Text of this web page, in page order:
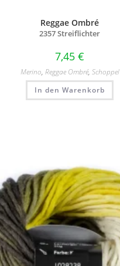
Reggae Ombré
2357 Streiflichter
7,45 €
Merino, Reggae Ombré, Schoppel
In den Warenkorb